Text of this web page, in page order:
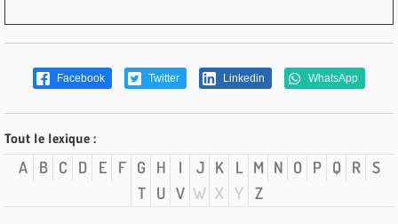
Facebook Twitter Linkedin WhatsApp
Tout le lexique :
A B C D E F G H I J K L M N O P Q R S
T
U V W X Y Z